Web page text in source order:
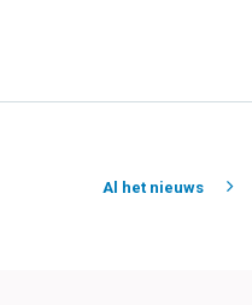
Al het nieuws